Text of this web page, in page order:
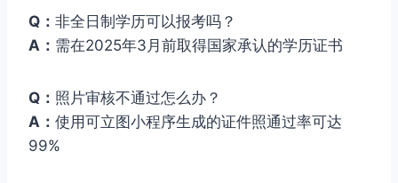
Q： 非全日制学历可以报考吗？
A： 需在2025年3月前取得国家承认的学历证书
Q： 照片审核不通过怎么办？
A： 使用可立图小程序生成的证件照通过率可达
99%